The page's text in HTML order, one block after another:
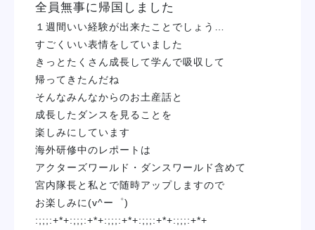
全員無事に帰国しました
１週間いい経験が出来たことでしょう…
すごくいい表情をしていました
きっとたくさん成長して学んで吸収して
帰ってきたんだね
そんなみんなからのお土産話と
成長したダンスを見ることを
楽しみにしています
海外研修中のレポートは
アクターズワールド・ダンスワールド含めて
宮内隊長と私とで随時アップしますので
お楽しみに(v^ー゜)
:;;;:+*+:;;;:+*+:;;;:+*+:;;;:+*+:;;;:+*+